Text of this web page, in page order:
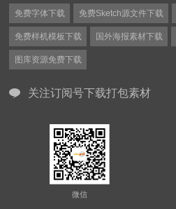
免费字体下载 免费Sketch源文件下载
免费样机模板下载 国外海报素材下载
图库资源免费下载
关注订阅号下载打包素材
微信